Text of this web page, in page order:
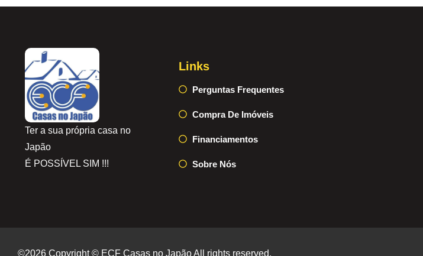
Ter a sua própria casa no
Japão
É POSSÍVEL SIM !!!
Links
Perguntas Frequentes
Compra De Imóveis
Financiamentos
Sobre Nós
©2026 Copyright © ECF Casas no Japão All rights reserved.